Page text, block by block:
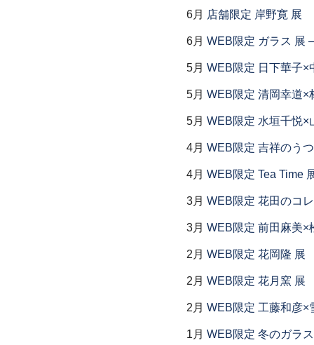
6月 店舗限定 岸野寛 展
6月 WEB限定 ガラス
5月 WEB限定 日下華子×
5月 WEB限定 清岡幸道×
5月 WEB限定 水垣千悦×
4月 WEB限定 吉祥のう
4月 WEB限定 Tea Time
3月 WEB限定 花田のコ
3月 WEB限定 前田麻美×
2月 WEB限定 花岡隆 展
2月 WEB限定 花月窯 展
2月 WEB限定 工藤和彦×
1月 WEB限定 冬のガラ